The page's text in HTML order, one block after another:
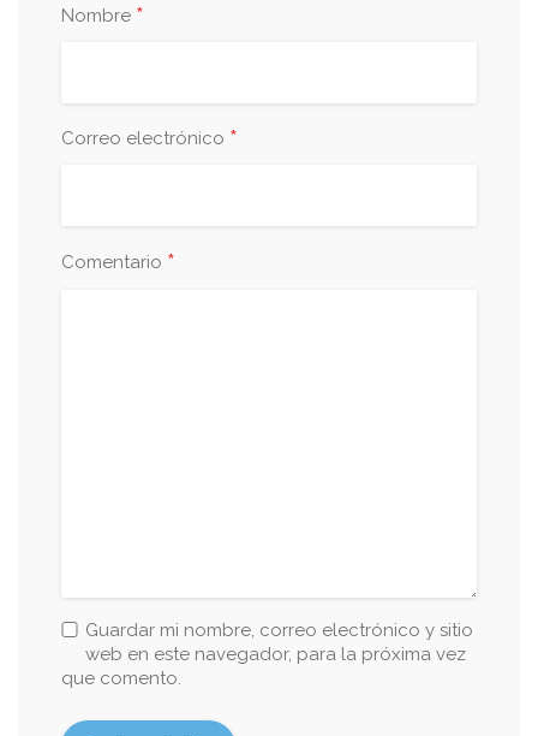
Nombre *
Correo electrónico *
Comentario *
Guardar mi nombre, correo electrónico y sitio
web en este navegador, para la próxima vez
que comento.